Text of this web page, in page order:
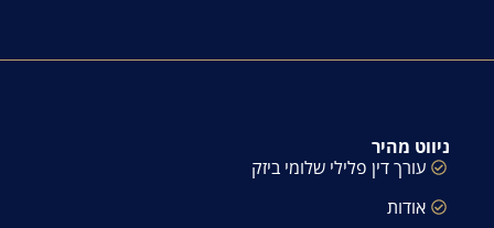
ניווט מהיר
עורך דין פלילי שלומי ביזק
אודות